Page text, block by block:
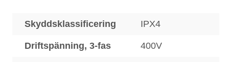
Skyddsklassificering IPX4
Driftspänning, 3-fas 400V